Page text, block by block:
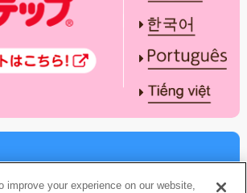
improve your experience on our website,